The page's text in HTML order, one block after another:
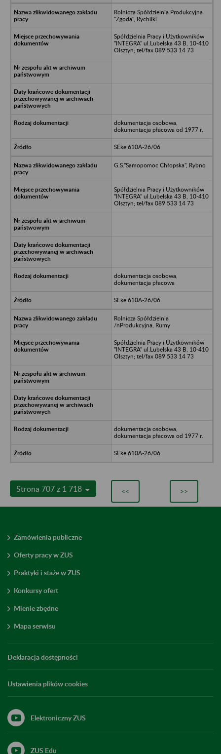
Rolnicza Spółdzielnia Produkcyjna
"Zgoda", Rychliki
Spółdzielnia Pracy i Użytkowników
"INTEGRA" ul.Lubelska 43 B, 10-410
Olsztyn; tel/fax 089 533 14 73
dokumentacja osobowa,
dokumentacja płacowa od 1977 r.
SEke 610A-26/06
G.S."Samopomoc Chłopska", Rybno
Spółdzielnia Pracy i Użytkowników
"INTEGRA" ul.Lubelska 43 B, 10-410
Olsztyn; tel/fax 089 533 14 73
dokumentacja osobowa,
dokumentacja płacowa
SEke 610A-26/06
Rolnicza Spółdzielnia
/nProdukcyjna, Rumy
Spółdzielnia Pracy i Użytkowników
"INTEGRA" ul.Lubelska 43 B, 10-410
Olsztyn; tel/fax 089 533 14 73
dokumentacja osobowa,
dokumentacja płacowa od 1977 r.
SEke 610A-26/06
Strona 707 z 1 718 << >>
Zamówienia publiczne
Oferty pracy w ZUS
Praktyki i staże w ZUS
Konkursy ofert
Mienie zbędne
Mapa serwisu
Deklaracja dostępności
Ustawienia plików cookies
Elektroniczny ZUS
ZUS Edu